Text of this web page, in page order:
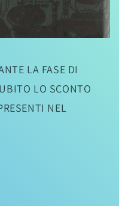
LA FASE DI
LO SCONTO
NEL